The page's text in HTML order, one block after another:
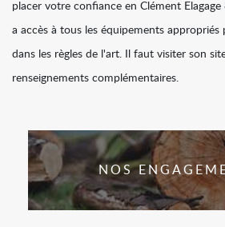
placer votre confiance en Clément
a accès à tous les équipements
dans les règles de l'art. Il faut visiter son
renseignements complémentaires.
NOS